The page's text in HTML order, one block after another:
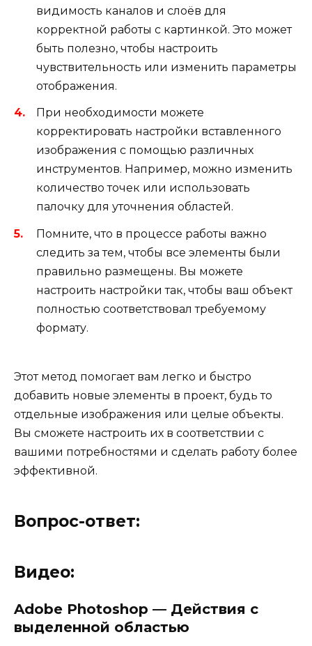
видимость каналов и слоёв для
корректной работы с картинкой. Это может
быть полезно, чтобы настроить
чувствительность или изменить параметры
отображения.
При необходимости можете
корректировать настройки вставленного
изображения с помощью различных
инструментов. Например, можно изменить
количество точек или использовать
палочку для уточнения областей.
Помните, что в процессе работы важно
следить за тем, чтобы все элементы были
правильно размещены. Вы можете
настроить настройки так, чтобы ваш объект
полностью соответствовал требуемому
формату.
Этот метод помогает вам легко и быстро
добавить новые элементы в проект, будь то
отдельные изображения или целые объекты.
Вы сможете настроить их в соответствии с
вашими потребностями и сделать работу более
эффективной.
Вопрос-ответ:
Видео:
Adobe Photoshop — Действия с
выделенной областью